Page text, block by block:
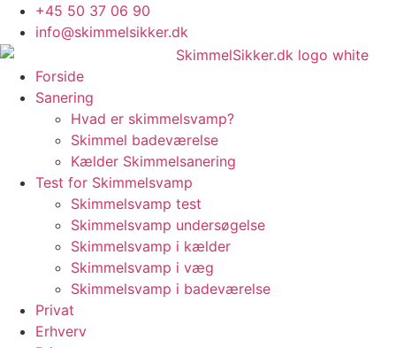
Skip
content
+45 50 37 06 90
info@skimmelsikker.dk
Forside
Sanering
Hvad er skimmelsvamp?
Skimmel badeværelse
Kælder Skimmelsanering
Test for Skimmelsvamp
Skimmelsvamp test
Skimmelsvamp undersøgelse
Skimmelsvamp i kælder
Skimmelsvamp i væg
Skimmelsvamp i badeværelse
Privat
Erhverv